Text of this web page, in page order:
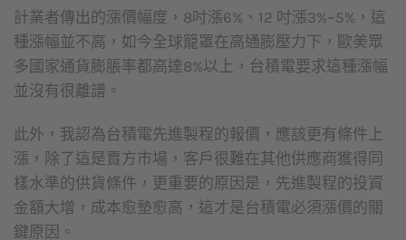
計業者傳出的漲價幅度，8吋漲6%、12 吋漲3%~5%，這
種漲幅並不高，如今全球籠罩在高通膨壓力下，歐美眾
多國家通貨膨脹率都高達8%以上，台積電要求這種漲幅
並沒有很離譜。
此外，我認為台積電先進製程的報價，應該更有條件上
漲，除了這是賣方市場，客戶很難在其他供應商獲得同
樣水準的供貨條件，更重要的原因是，先進製程的投資
金額大增，成本愈墊愈高，這才是台積電必須漲價的關
鍵原因。